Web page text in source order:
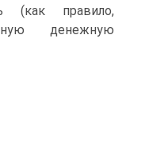
(как правило,
денежную